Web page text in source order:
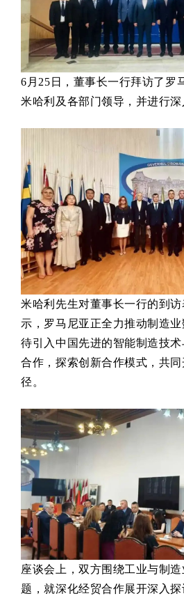
6月25日，董事长一行拜访了罗
米哈利及各部门领导，并进行深
米哈利先生对董事长一行的到
示，罗马尼亚正全力推动制造
待引入中国先进的智能制造技
合作，探索创新合作模式，共
径。
座谈会上，双方围绕工业与制
题，就深化经贸合作展开深入探